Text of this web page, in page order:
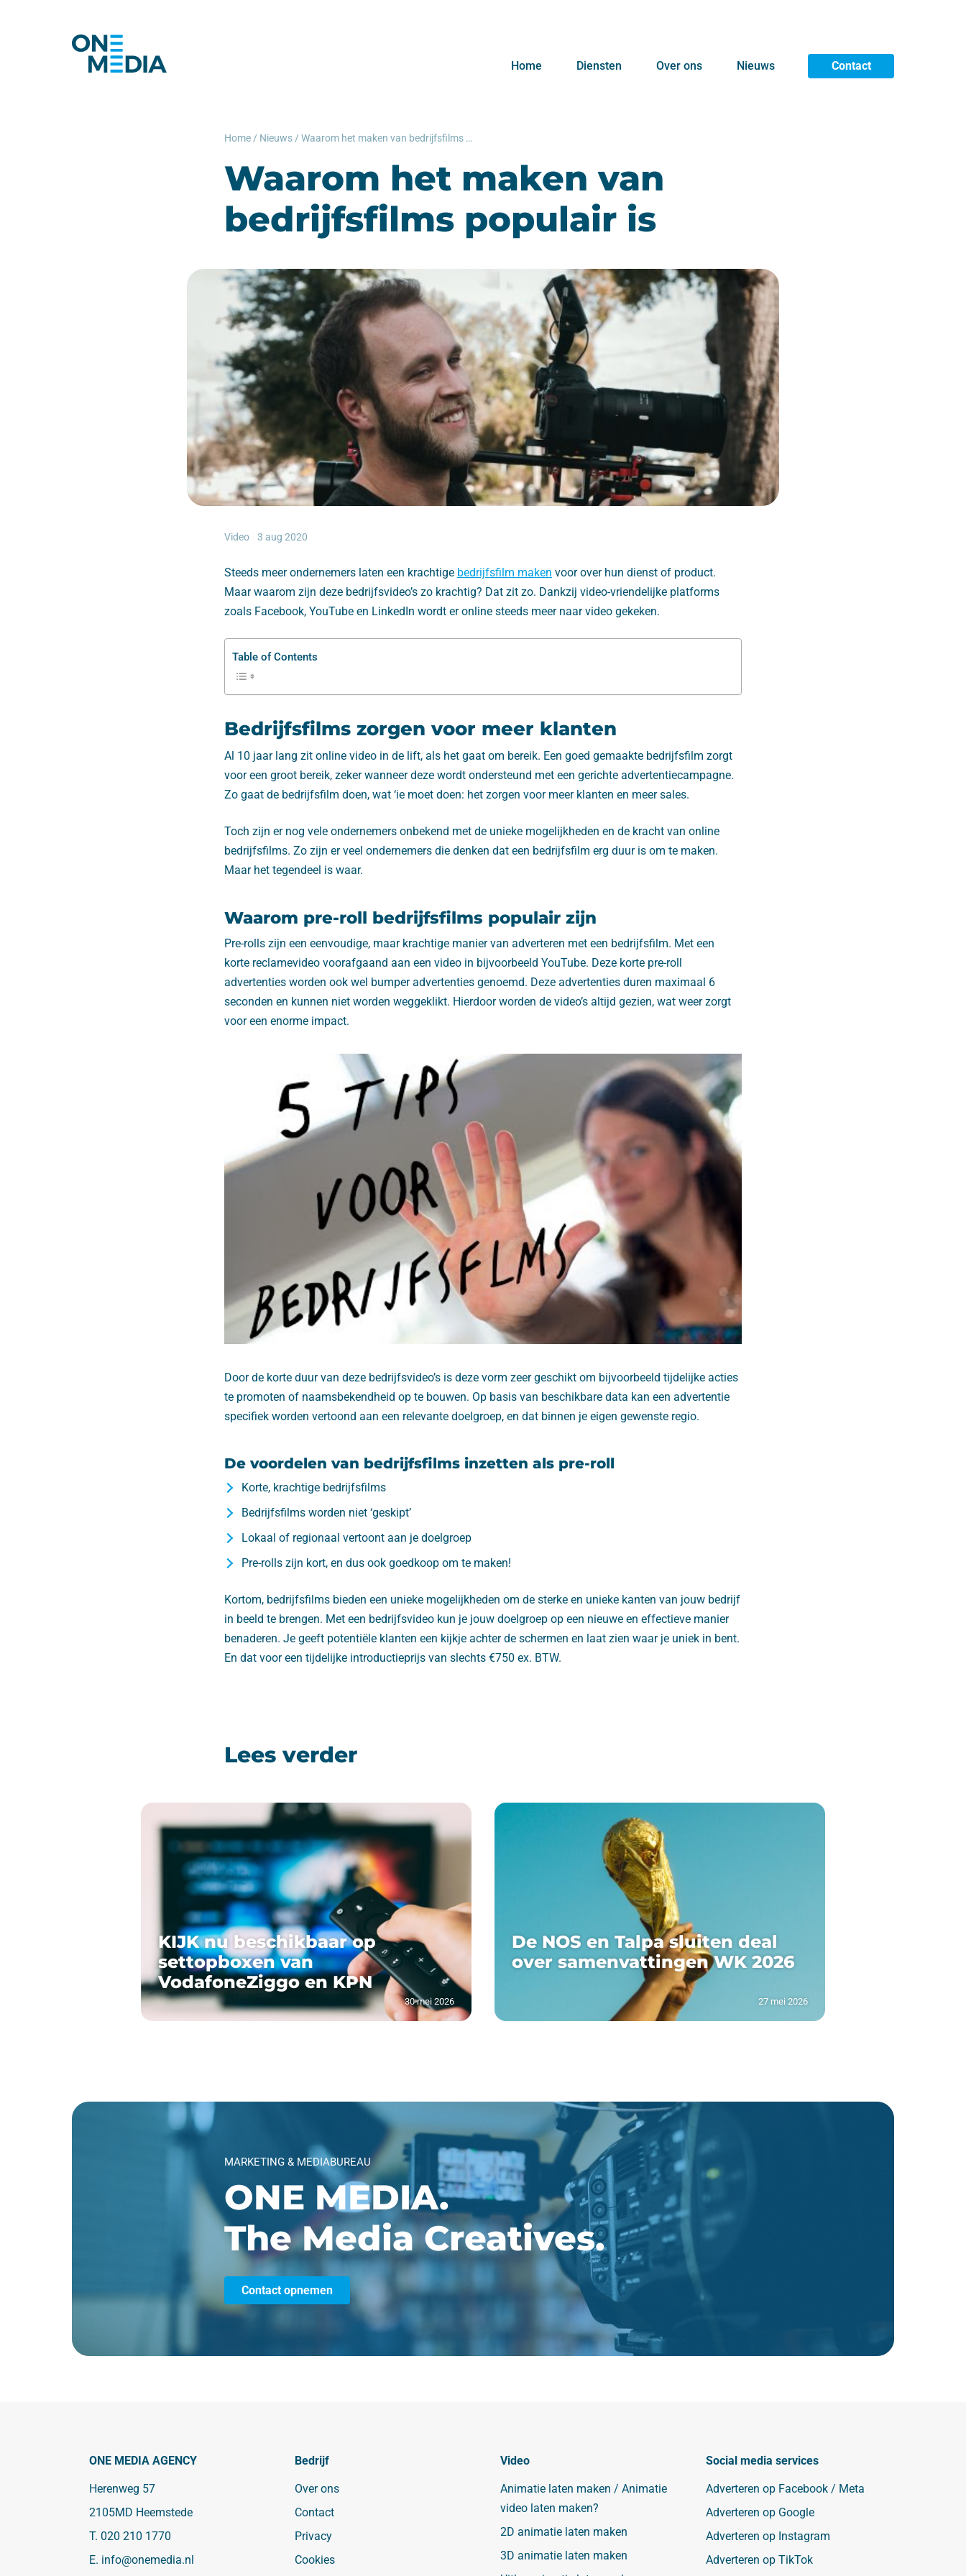
Home Diensten Over ons Nieuws Contact
Home / Nieuws / Waarom het maken van bedrijfsfilms populair is
Waarom het maken van
bedrijfsfilms populair is
Video 3 aug 2020
Steeds meer ondernemers laten een krachtige bedrijfsfilm maken voor over hun dienst of product.
Maar waarom zijn deze bedrijfsvideo’s zo krachtig? Dat zit zo. Dankzij video-vriendelijke platforms
zoals Facebook, YouTube en LinkedIn wordt er online steeds meer naar video gekeken.
Table of Contents
Bedrijfsfilms zorgen voor meer klanten
Al 10 jaar lang zit online video in de lift, als het gaat om bereik. Een goed gemaakte bedrijfsfilm zorgt
voor een groot bereik, zeker wanneer deze wordt ondersteund met een gerichte advertentiecampagne.
Zo gaat de bedrijfsfilm doen, wat ‘ie moet doen: het zorgen voor meer klanten en meer sales.
Toch zijn er nog vele ondernemers onbekend met de unieke mogelijkheden en de kracht van online
bedrijfsfilms. Zo zijn er veel ondernemers die denken dat een bedrijfsfilm erg duur is om te maken.
Maar het tegendeel is waar.
Waarom pre-roll bedrijfsfilms populair zijn
Pre-rolls zijn een eenvoudige, maar krachtige manier van adverteren met een bedrijfsfilm. Met een
korte reclamevideo voorafgaand aan een video in bijvoorbeeld YouTube. Deze korte pre-roll
advertenties worden ook wel bumper advertenties genoemd. Deze advertenties duren maximaal 6
seconden en kunnen niet worden weggeklikt. Hierdoor worden de video’s altijd gezien, wat weer zorgt
voor een enorme impact.
Door de korte duur van deze bedrijfsvideo’s is deze vorm zeer geschikt om bijvoorbeeld tijdelijke acties
te promoten of naamsbekendheid op te bouwen. Op basis van beschikbare data kan een advertentie
specifiek worden vertoond aan een relevante doelgroep, en dat binnen je eigen gewenste regio.
De voordelen van bedrijfsfilms inzetten als pre-roll
Korte, krachtige bedrijfsfilms
Bedrijfsfilms worden niet ‘geskipt’
Lokaal of regionaal vertoont aan je doelgroep
Pre-rolls zijn kort, en dus ook goedkoop om te maken!
Kortom, bedrijfsfilms bieden een unieke mogelijkheden om de sterke en unieke kanten van jouw bedrijf
in beeld te brengen. Met een bedrijfsvideo kun je jouw doelgroep op een nieuwe en effectieve manier
benaderen. Je geeft potentiële klanten een kijkje achter de schermen en laat zien waar je uniek in bent.
En dat voor een tijdelijke introductieprijs van slechts €750 ex. BTW.
Lees verder
KIJK nu beschikbaar op
settopboxen van
VodafoneZiggo en KPN
30 mei 2026
De NOS en Talpa sluiten deal
over samenvattingen WK 2026
27 mei 2026
MARKETING & MEDIABUREAU
ONE MEDIA.
The Media Creatives.
Contact opnemen
Bedrijf
Over ons
Contact
Privacy
Cookies
Video
Animatie laten maken / Animatie
video laten maken?
2D animatie laten maken
3D animatie laten maken
Social media services
Adverteren op Facebook / Meta
Adverteren op Google
Adverteren op Instagram
Adverteren op TikTok
ONE MEDIA AGENCY
Herenweg 57
2105MD Heemstede
T. 020 210 1770
E. info@onemedia.nl